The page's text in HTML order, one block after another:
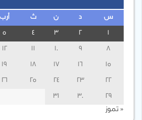
س ن ث أرب
3
15
16
17
18
19
22
23
24
25
26
29
30
31
« تموز